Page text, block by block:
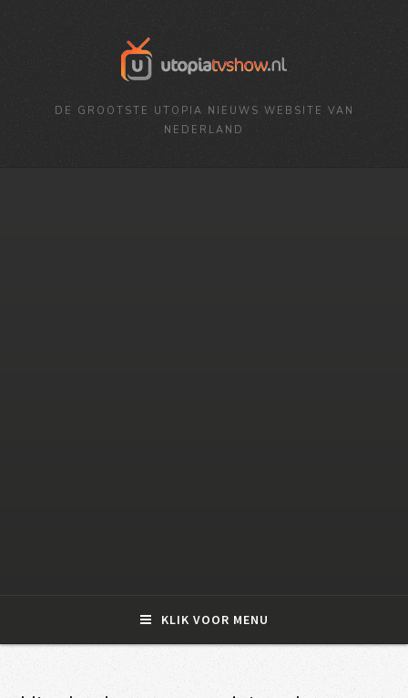
DE GROOTSTE UTOPIA NIEUWS WEBSITE VAN
NEDERLAND
KLIK VOOR MENU